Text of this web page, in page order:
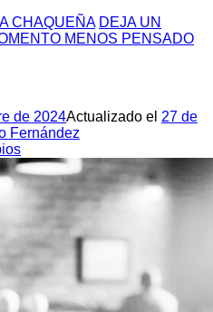
CHAQUEÑA DEJA UN
MENOS PENSADO
de 2024Actualizado el 27 de
Fernández